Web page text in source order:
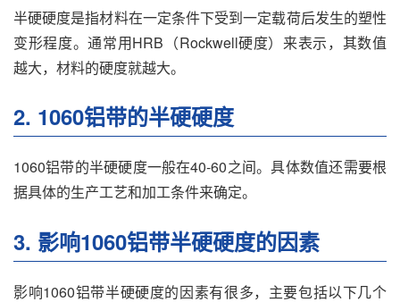
半硬硬度是指材料在一定条件下受到一定载荷后发生的塑性
变形程度。通常用HRB（Rockwell硬度）来表示，其数值
越大，材料的硬度就越大。
2. 1060铝带的半硬硬度
1060铝带的半硬硬度一般在40-60之间。具体数值还需要根
据具体的生产工艺和加工条件来确定。
3. 影响1060铝带半硬硬度的因素
影响1060铝带半硬硬度的因素有很多，主要包括以下几个